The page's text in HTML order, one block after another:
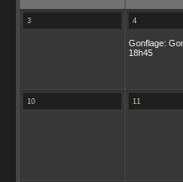
3 4
Gonflage:
18h45
10 11